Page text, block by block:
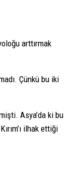
arttırmak
Çünkü bu iki
Asya’da ki bu
ilhak ettiği